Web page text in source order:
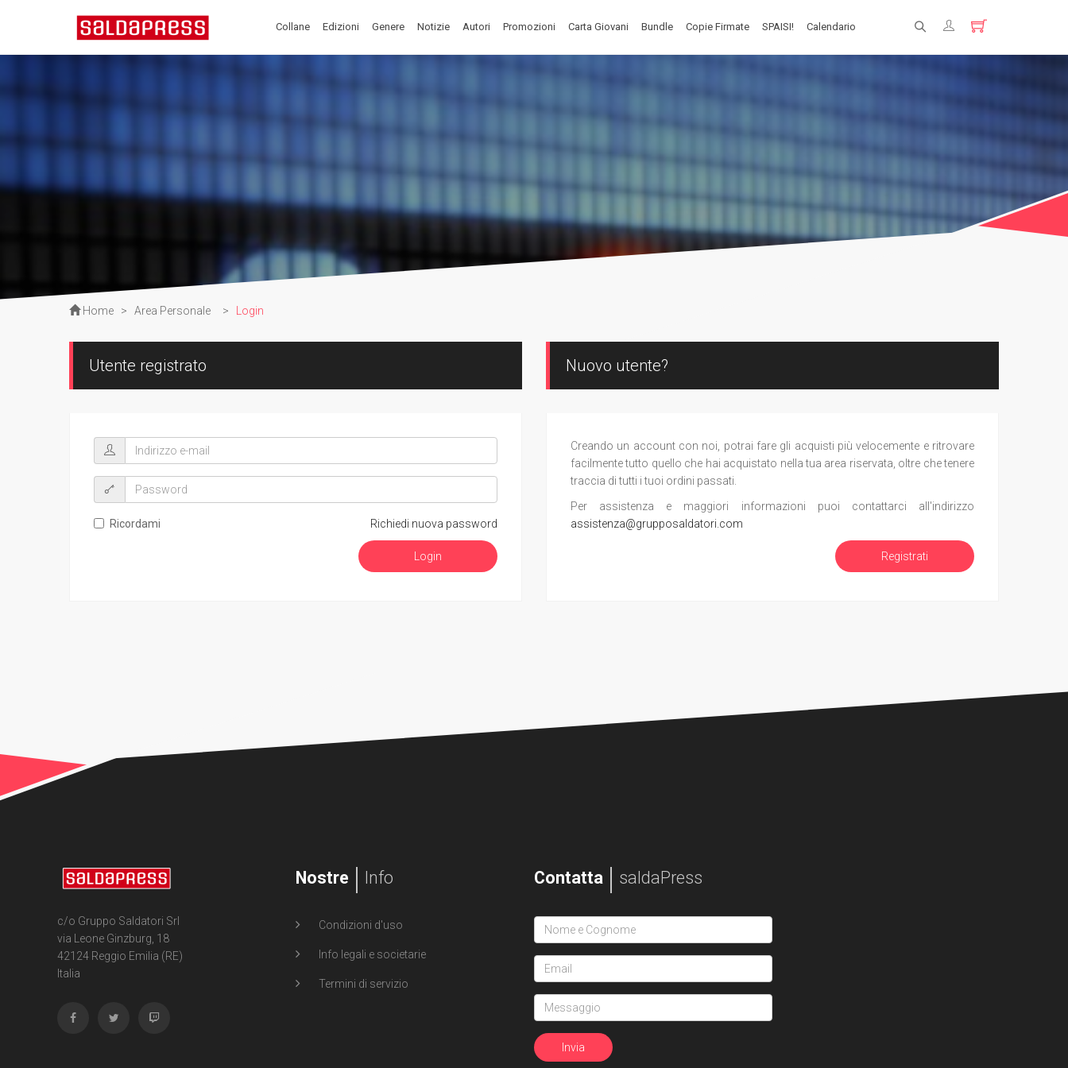
Collane Edizioni Genere Notizie Autori Promozioni Carta Giovani Bundle Copie Firmate SPAISI! Calendario
Home > Area Personale > Login
Utente registrato
Richiedi nuova password
Ricordami
Nuovo utente?
Creando un account con noi, potrai fare gli acquisti più velocemente e ritrovare
facilmente tutto quello che hai acquistato nella tua area riservata, oltre che tenere
traccia di tutti i tuoi ordini passati.
Per assistenza e maggiori informazioni puoi contattarci all'indirizzo
assistenza@grupposaldatori.com
Registrati
c/o Gruppo Saldatori Srl
via Leone Ginzburg, 18
42124 Reggio Emilia (RE)
Italia
Nostre Info
Condizioni d'uso
Info legali e societarie
Termini di servizio
Contatta saldaPress